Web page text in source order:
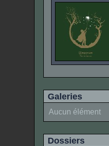
Galeries
Aucun élément
Dossiers